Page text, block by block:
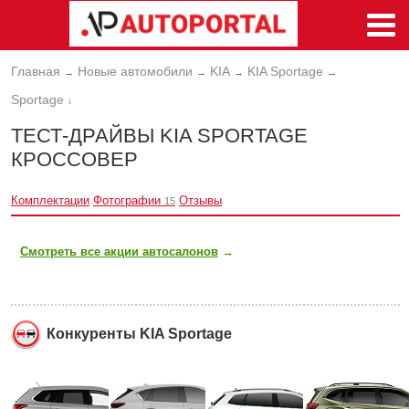
Главная → Новые автомобили → KIA → KIA Sportage →
Sportage ↓
ТЕСТ-ДРАЙВЫ KIA SPORTAGE
КРОССОВЕР
Комплектации Фотографии 15 Отзывы
Смотреть все акции автосалонов →
Конкуренты KIA Sportage